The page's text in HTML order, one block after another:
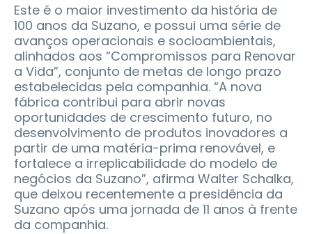
Este é o maior investimento da história de
100 anos da Suzano, e possui uma série de
avanços operacionais e socioambientais,
alinhados aos “Compromissos para Renovar
a Vida”, conjunto de metas de longo prazo
estabelecidas pela companhia. “A nova
fábrica contribui para abrir novas
oportunidades de crescimento futuro, no
desenvolvimento de produtos inovadores a
partir de uma matéria-prima renovável, e
fortalece a irreplicabilidade do modelo de
negócios da Suzano”, afirma Walter Schalka,
que deixou recentemente a presidência da
Suzano após uma jornada de 11 anos à frente
da companhia.